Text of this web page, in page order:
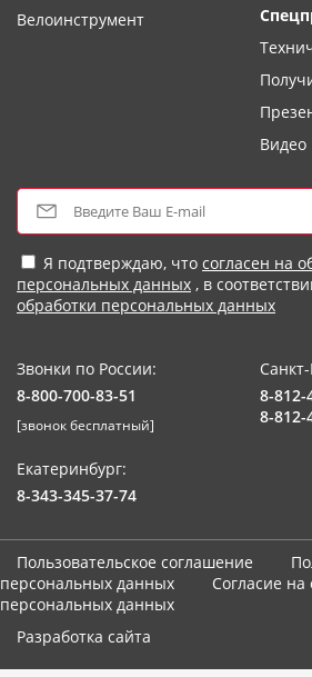
Велоинструмент
Видео
Я подтверждаю, что согласен на
персональных данных , в
обработки персональных данных
Звонки по России:
8-800-700-83-51
[звонок бесплатный]
8-812-
8-812-
Екатеринбург:
8-343-345-37-74
Пользовательское соглашение
персональных данных
Согласие на
персональных данных
Разработка сайта